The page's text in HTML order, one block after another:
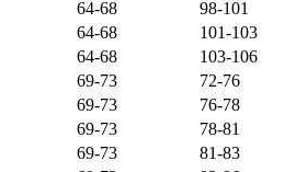
64-68
98-101
64-68
101-103
64-68
103-106
69-73
72-76
69-73
76-78
69-73
78-81
69-73
81-83